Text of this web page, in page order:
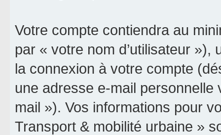
Votre compte contiendra au
par « votre nom d’utilisateur
la connexion à votre compte
une adresse e-mail
mail »). Vos informations pour
Transport & mobilité urbaine »